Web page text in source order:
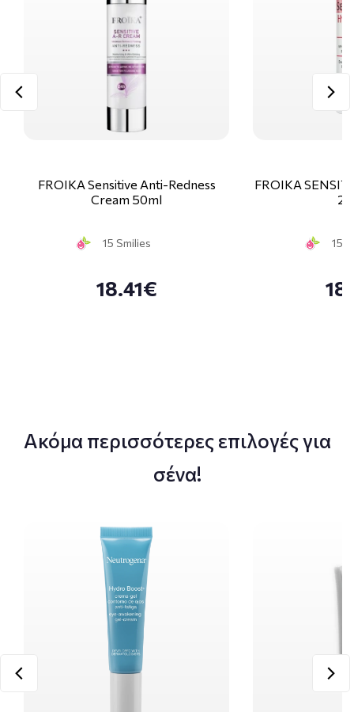
FROIKA Sensitive Anti-Redness
Cream 50ml
15 Smilies
18.41€
FROIKA
15
Ακόμα περισσότερες επιλογές για
σένα!